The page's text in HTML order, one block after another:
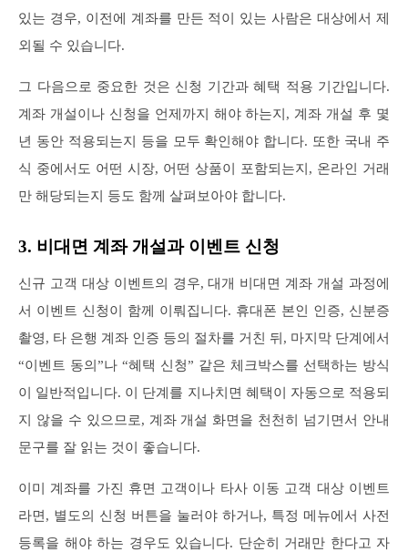
있는 경우, 이전에 계좌를 만든 적이 있는 사람은 대상에서 제
외될 수 있습니다.
그 다음으로 중요한 것은 신청 기간과 혜택 적용 기간입니다.
계좌 개설이나 신청을 언제까지 해야 하는지, 계좌 개설 후 몇
년 동안 적용되는지 등을 모두 확인해야 합니다. 또한 국내 주
식 중에서도 어떤 시장, 어떤 상품이 포함되는지, 온라인 거래
만 해당되는지 등도 함께 살펴보아야 합니다.
3. 비대면 계좌 개설과 이벤트 신청
신규 고객 대상 이벤트의 경우, 대개 비대면 계좌 개설 과정에
서 이벤트 신청이 함께 이뤄집니다. 휴대폰 본인 인증, 신분증
촬영, 타 은행 계좌 인증 등의 절차를 거친 뒤, 마지막 단계에서
“이벤트 동의”나 “혜택 신청” 같은 체크박스를 선택하는 방식
이 일반적입니다. 이 단계를 지나치면 혜택이 자동으로 적용되
지 않을 수 있으므로, 계좌 개설 화면을 천천히 넘기면서 안내
문구를 잘 읽는 것이 좋습니다.
이미 계좌를 가진 휴면 고객이나 타사 이동 고객 대상 이벤트
라면, 별도의 신청 버튼을 눌러야 하거나, 특정 메뉴에서 사전
등록을 해야 하는 경우도 있습니다. 단순히 거래만 한다고 자